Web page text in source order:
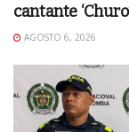
cantante
AGOSTO 6, 2026